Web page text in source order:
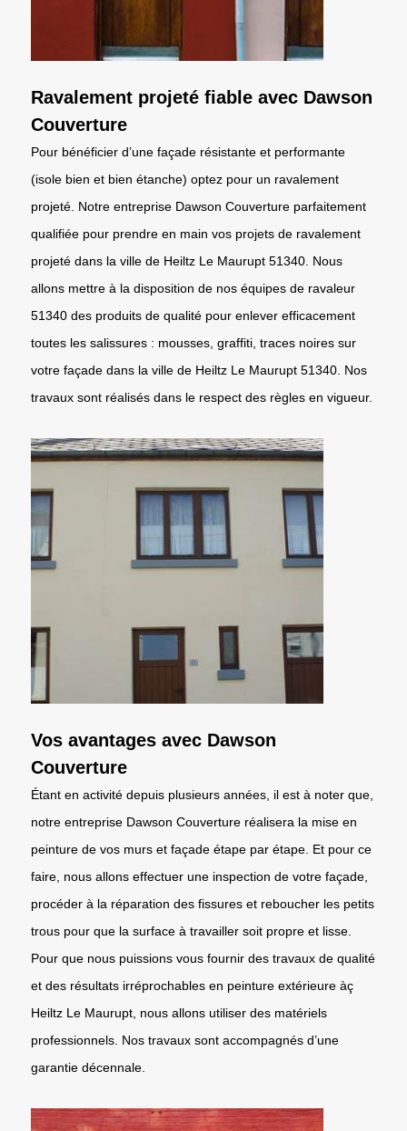
Ravalement projeté fiable avec Dawson
Couverture
Pour bénéficier d’une façade résistante et performante
(isole bien et bien étanche) optez pour un ravalement
projeté. Notre entreprise Dawson Couverture parfaitement
qualifiée pour prendre en main vos projets de ravalement
projeté dans la ville de Heiltz Le Maurupt 51340. Nous
allons mettre à la disposition de nos équipes de ravaleur
51340 des produits de qualité pour enlever efficacement
toutes les salissures : mousses, graffiti, traces noires sur
votre façade dans la ville de Heiltz Le Maurupt 51340. Nos
travaux sont réalisés dans le respect des règles en vigueur.
Vos avantages avec Dawson
Couverture
Étant en activité depuis plusieurs années, il est à noter que,
notre entreprise Dawson Couverture réalisera la mise en
peinture de vos murs et façade étape par étape. Et pour ce
faire, nous allons effectuer une inspection de votre façade,
procéder à la réparation des fissures et reboucher les petits
trous pour que la surface à travailler soit propre et lisse.
Pour que nous puissions vous fournir des travaux de qualité
et des résultats irréprochables en peinture extérieure àç
Heiltz Le Maurupt, nous allons utiliser des matériels
professionnels. Nos travaux sont accompagnés d’une
garantie décennale.